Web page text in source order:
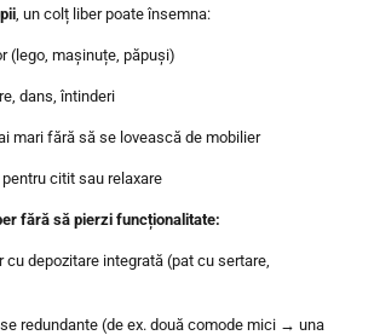
, un colț liber poate însemna:
(lego, mașinuțe, păpuși)
dans, întinderi
mari fără să se lovească de mobilier
citit sau relaxare
fără să pierzi funcționalitate:
cu depozitare integrată (pat cu sertare,
redundante (de ex. două comode mici → una